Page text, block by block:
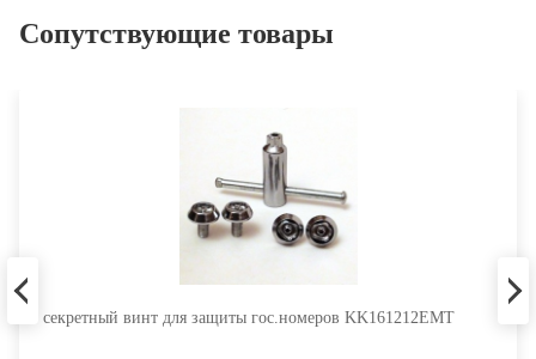
Сопутствующие товары
секретный винт для защиты гос.номеров KK161212EMT